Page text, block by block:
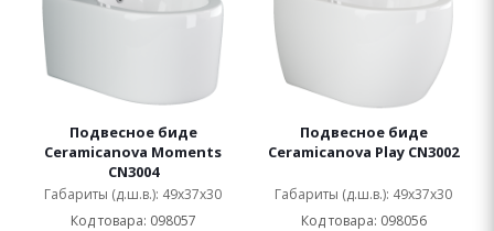
Подвесное биде
Ceramicanova Moments
CN3004
Габариты (д.ш.в.): 49x37x30
Код товара: 098057
Подвесное биде
Ceramicanova Play CN3002
Габариты (д.ш.в.): 49x37x30
Код товара: 098056